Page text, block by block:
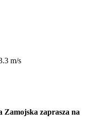
m/s
Zamojska zaprasza na